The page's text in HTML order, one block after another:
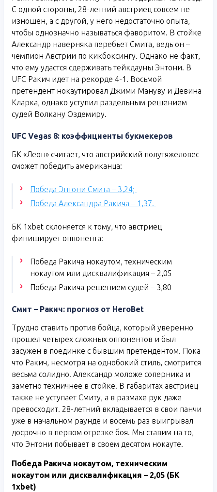
С одной стороны, 28-летний австриец совсем не
изношен, а с другой, у него недостаточно опыта,
чтобы однозначно называться фаворитом. В стойке
Александр наверняка перебьет Смита, ведь он –
чемпион Австрии по кикбоксингу. Однако не факт,
что ему удастся сдерживать тейкдауны Энтони. В
UFC Ракич идет на рекорде 4-1. Восьмой
претендент нокаутировал Джими Мануву и Девина
Кларка, однако уступил раздельным решением
судей Волкану Оздемиру.
UFC Vegas 8: коэффициенты букмекеров
БК «Леон» считает, что австрийский полутяжеловес
сможет победить американца:
Победа Энтони Смита – 3,24;
Победа Александра Ракича – 1,37.
БК 1xbet склоняется к тому, что австриец
финиширует оппонента:
Победа Ракича нокаутом, техническим
нокаутом или дисквалификация – 2,05
Победа Ракича решением судей – 3,80
Смит – Ракич: прогноз от HeroBet
Трудно ставить против бойца, который уверенно
прошел четырех сложных оппонентов и был
засужен в поединке с бывшим претендентом. Пока
что Ракич, несмотря на однобокий стиль, смотрится
весьма солидно. Александр моложе соперника и
заметно техничнее в стойке. В габаритах австриец
также не уступает Смиту, а в размахе рук даже
превосходит. 28-летний вкладывается в свои панчи
уже в начальном раунде и восемь раз выигрывал
досрочно в первом отрезке боя. Мы ставим на то,
что Энтони побывает в своем десятом нокауте.
Победа Ракича нокаутом, техническим
нокаутом или дисквалификация – 2,05 (БК
1xbet)